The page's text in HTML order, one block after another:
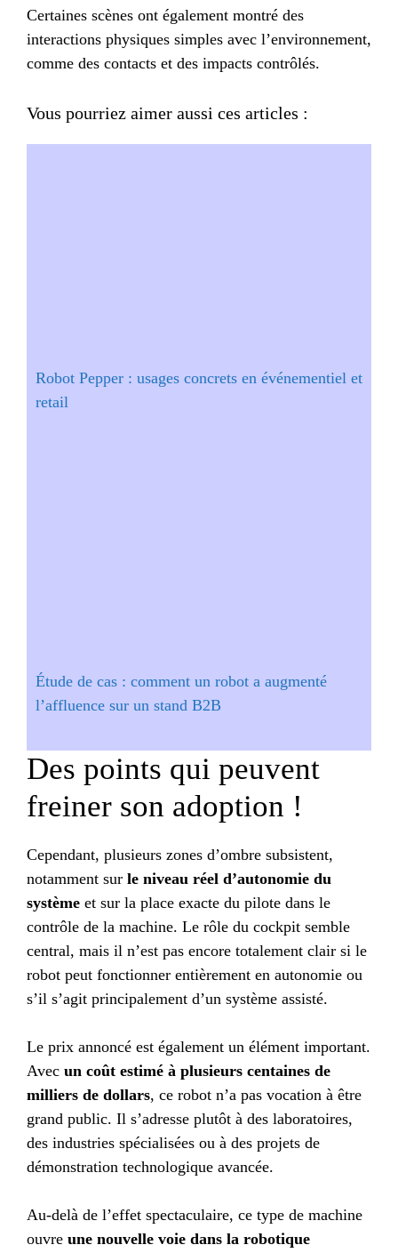
Certaines scènes ont également montré des
interactions physiques simples avec l’environnement,
comme des contacts et des impacts contrôlés.
Vous pourriez aimer aussi ces articles :
Robot Pepper : usages concrets en événementiel et
retail
Étude de cas : comment un robot a augmenté
l’affluence sur un stand B2B
Des points qui peuvent
freiner son adoption !
Cependant, plusieurs zones d’ombre subsistent,
notamment sur le niveau réel d’autonomie du
système et sur la place exacte du pilote dans le
contrôle de la machine. Le rôle du cockpit semble
central, mais il n’est pas encore totalement clair si le
robot peut fonctionner entièrement en autonomie ou
s’il s’agit principalement d’un système assisté.
Le prix annoncé est également un élément important.
Avec un coût estimé à plusieurs centaines de
milliers de dollars, ce robot n’a pas vocation à être
grand public. Il s’adresse plutôt à des laboratoires,
des industries spécialisées ou à des projets de
démonstration technologique avancée.
Au-delà de l’effet spectaculaire, ce type de machine
ouvre une nouvelle voie dans la robotique